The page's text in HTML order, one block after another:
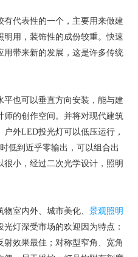
有代表性的一个，主要用来做建
用，装饰性的成份较重。快速
用带来新的发展，这是许多传统
也可以垂直方向安装，能与建
的创作空间。并将对现代建筑
外LED投光灯可以低压运行，
低到近乎零输出，可以组合出
小，经过二次光学设计，照明
室内外、城市美化、 景观照明
灯深受市场的欢迎因为特点：
效果最佳；对称型窄角、宽角